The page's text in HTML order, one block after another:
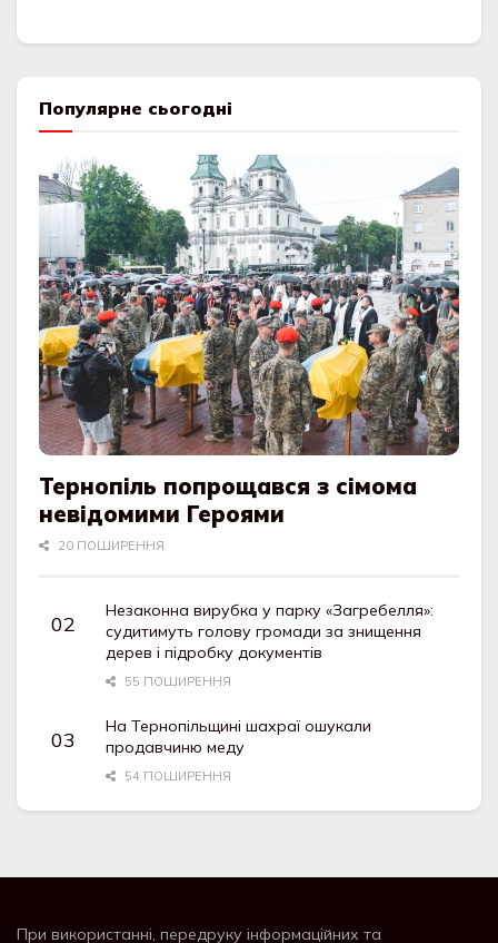
Популярне сьогодні
Тернопіль попрощався з сімома
невідомими Героями
20 ПОШИРЕННЯ
Незаконна вирубка у парку «Загребелля»:
судитимуть голову громади за знищення
дерев і підробку документів
55 ПОШИРЕННЯ
На Тернопільщині шахраї ошукали
продавчиню меду
54 ПОШИРЕННЯ
При використанні, передруку інформаційних та